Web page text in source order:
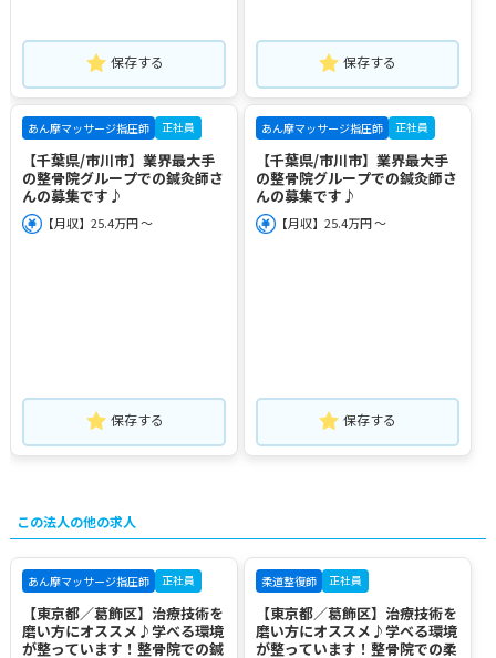
保存する 保存する
あん摩マッサージ指圧師 正社員
【千葉県/市川市】業界最大手
の整骨院グループでの鍼灸師さ
んの募集です♪
【月収】25.4万円 ～
保存する
あん摩マッサージ指圧師 正社員
【千葉県/市川市】業界最大手
の整骨院グループでの鍼灸師さ
んの募集です♪
【月収】25.4万円 ～
保存する
この法人の他の求人
あん摩マッサージ指圧師 正社員
【東京都／葛飾区】治療技術を
磨い方にオススメ♪学べる環境
が整っています！整骨院での鍼
柔道整復師 正社員
【東京都／葛飾区】治療技術を
磨い方にオススメ♪学べる環境
が整っています！整骨院での柔